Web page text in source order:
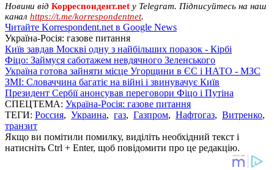
Новини від Корреспондент.net у Telegram. Підписуйтесь на наш
канал https://t.me/korrespondentnet.
Читайте Korrespondent.net в Google News
Україна-Росія: газове питання
Київ завдав Москві одну з найбільших поразок - Кірбі
Фіцо: Займуся саботажем невдячного Зеленського
Україна готова зайняти місце Угорщини в ЄС і НАТО - МЗС
ЗМІ: Словаччина багатіє на війні і звинувачує Київ
Президент Сербії анонсував переговори Фіцо і Путіна
СПЕЦТЕМА: Україна-Росія: газове питання
ТЕГИ: Россия, Украина, газ, Газпром, Нафтогаз, Витренко,
транзит
Якщо ви помітили помилку, виділіть необхідний текст і
натисніть Ctrl + Enter, щоб повідомити про це редакцію.